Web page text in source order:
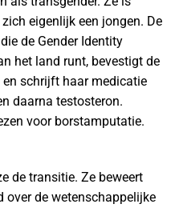
eigenlijk een jongen. De
de Gender Identity
het land runt, bevestigt de
schrijft haar medicatie
daarna testosteron.
voor borstamputatie.
de transitie. Ze beweert
over de wetenschappelijke